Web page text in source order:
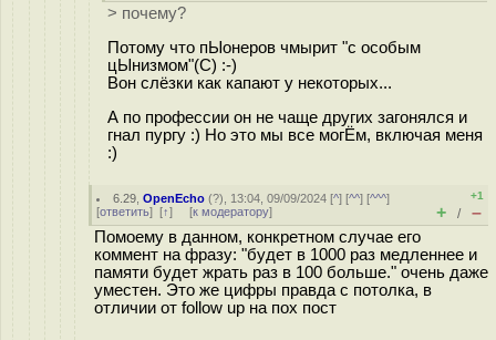
> почему?
Потому что пЫонеров чмырит "с особым
цЫнизмом"(С) :-)
Вон слёзки как капают у некоторых...
А по профессии он не чаще других загонялся и
гнал пургу :) Но это мы все могЁм, включая меня
:)
6.29 ,OpenEcho (?), 13:04, 09/09/2024 [^] [^^] [^^^]
[ответить] [↑] [к модератору]
+1
+ / –
Помоему в данном, конкретном случае его
коммент на фразу: "будет в 1000 раз медленнее и
памяти будет жрать раз в 100 больше." очень даже
уместен. Это же цифры правда с потолка, в
отличии от follow up на пох пост